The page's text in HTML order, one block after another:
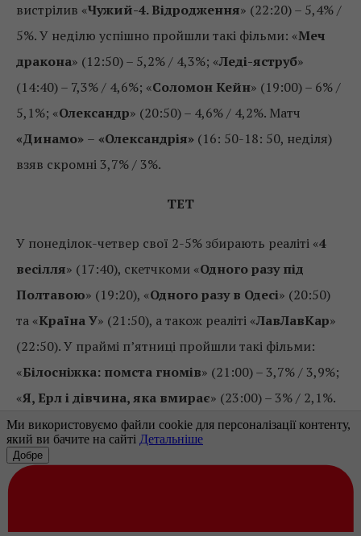
вистрілив «Чужий-4. Відродження» (22:20) – 5,4% /
5%. У неділю успішно пройшли такі фільми: «Меч
дракона» (12:50) – 5,2% / 4,3%; «Леді-яструб»
(14:40) – 7,3% / 4,6%; «Соломон Кейн» (19:00) – 6% /
5,1%; «Олександр» (20:50) – 4,6% / 4,2%. Матч
«Динамо» – «Олександрія» (16: 50-18: 50, неділя)
взяв скромні 3,7% / 3%.
ТЕТ
У понеділок-четвер свої 2-5% збирають реаліті «4
весілля» (17:40), скетчкоми «Одного разу під
Полтавою» (19:20), «Одного разу в Одесі» (20:50)
та «Країна У» (21:50), а також реаліті «ЛавЛавКар»
(22:50). У праймі п’ятниці пройшли такі фільми:
«Білосніжка: помста гномів» (21:00) – 3,7% / 3,9%;
«Я, Ерл і дівчина, яка вмирає» (23:00) – 3% / 2,1%.
НТН
У праймі буднів свої скромні 0,5-2,5% збирають
«Легенди карного розшуку» (19:30) та